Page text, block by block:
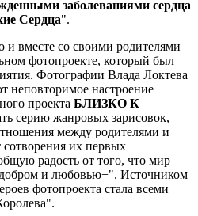
заболеваниями сердца
Сердца".
и вместе со своими родителями
фотопроекте, который был
Фотографии Влада Локтева
неповторимое настроение
проекта БЛИЗКО К
серию жанровых зарисовок,
между родителями и
сотворения их первых
радость от того, что мир
добром и любовью+". Источником
фотопроекта стала всеми